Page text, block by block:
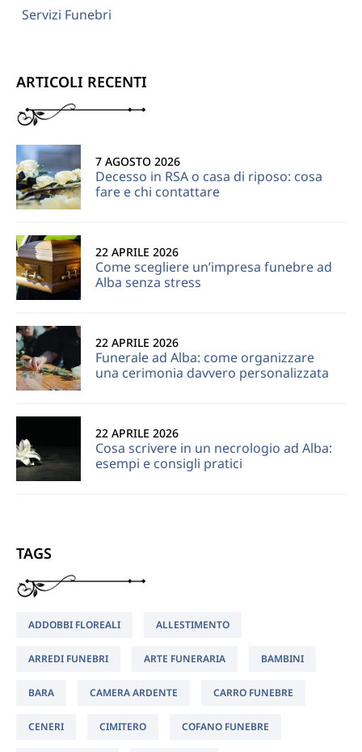
Servizi Funebri
ARTICOLI RECENTI
Decesso in RSA o casa di riposo: cosa
fare e chi contattare
7 AGOSTO 2026
Come scegliere un’impresa funebre ad
Alba senza stress
22 APRILE 2026
Funerale ad Alba: come organizzare
una cerimonia davvero personalizzata
22 APRILE 2026
Cosa scrivere in un necrologio ad Alba:
esempi e consigli pratici
22 APRILE 2026
TAGS
ADDOBBI FLOREALI ALLESTIMENTO
ARREDI FUNEBRI ARTE FUNERARIA BAMBINI
BARA CAMERA ARDENTE CARRO FUNEBRE
CENERI CIMITERO COFANO FUNEBRE